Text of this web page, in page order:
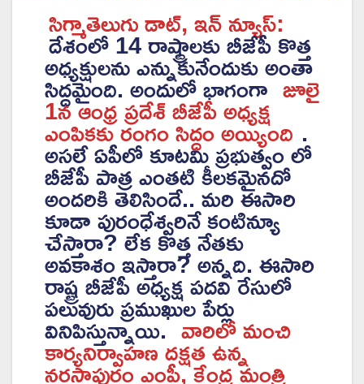
సిగ్మాతెలుగు డాట్, ఇన్ న్యూస్:
దేశంలో 14 రాష్ట్రాలకు బీజేపీ కొత్త
అధ్యక్షులను ఎన్నుకునేందుకు అంతా
సిద్ధమైంది. అందులో భాగంగాజూలై
1న ఆంధ్ర ప్రదేశ్ బీజేపీ అధ్యక్ష
ఎంపికకు రంగం సిద్ధం అయ్యింది .
అసలే ఏపీలో కూటమి ప్రభుత్వం లో
బీజేపీ పాత్ర ఎంతటి కీలకమైనదో
అందరికి తెలిసిందే.. మరి ఈసారి
కూడా పురంధేశ్వరినే కంటిన్యూ
చేస్తారా? లేక కొత్త నేతకు
అవకాశం ఇస్తారా? అన్నది. ఈసారి
రాష్ట్ర బీజేపీ అధ్యక్ష పదవి రేసులో
పలువురు ప్రముఖుల పేర్లు
వినిపిస్తున్నాయి.వారిలో మంచి
కార్యనిర్వాహణ దక్షత ఉన్న
నరసాపురం ఎంపీ, కేంద్ర మంత్రి